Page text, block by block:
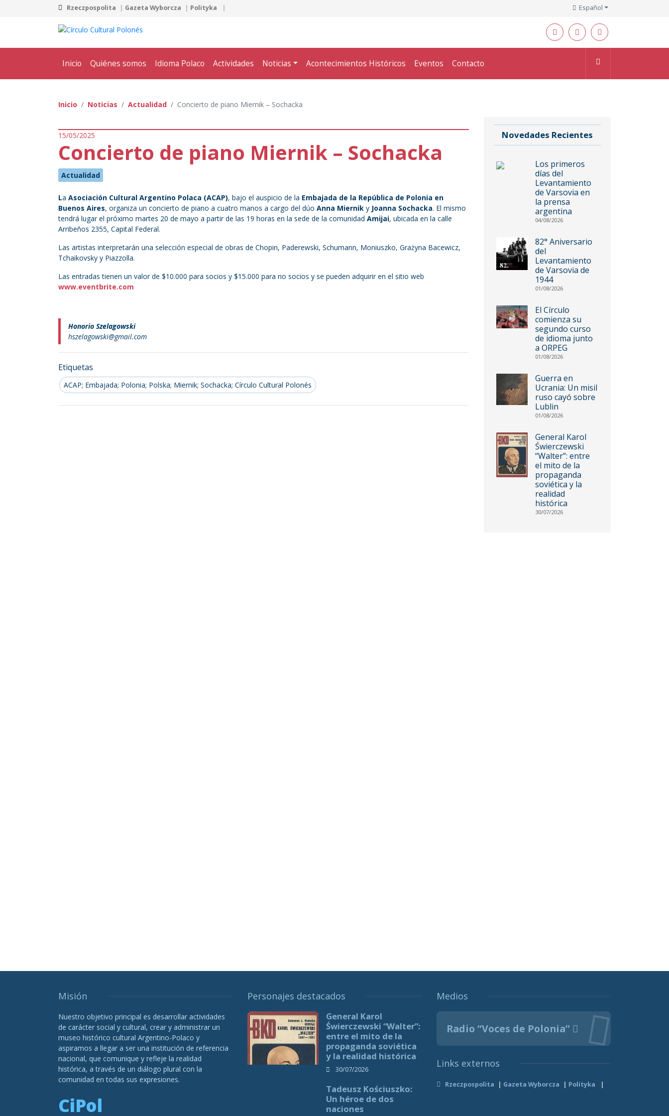
Rzeczpospolita Gazeta Wyborcza Polityka Español
Inicio Quiénes somos Idioma Polaco Actividades Noticias Acontecimientos Históricos Eventos Contacto
Inicio Noticias Actualidad Concierto de piano Miernik – Sochacka
15/05/2025
Concierto de piano Miernik – Sochacka
Actualidad
La Asociación Cultural Argentino Polaca (ACAP), bajo el auspicio de la Embajada de la República de Polonia en
Buenos Aires, organiza un concierto de piano a cuatro manos a cargo del dúo Anna Miernik y Joanna Sochacka. El mismo
tendrá lugar el próximo martes 20 de mayo a partir de las 19 horas en la sede de la comunidad Amijai, ubicada en la calle
Arribeños 2355, Capital Federal.
Las artistas interpretarán una selección especial de obras de Chopin, Paderewski, Schumann, Moniuszko, Grażyna Bacewicz,
Tchaikovsky y Piazzolla.
Las entradas tienen un valor de $10.000 para socios y $15.000 para no socios y se pueden adquirir en el sitio web
www.eventbrite.com
Honorio Szelagowski
hszelagowski@gmail.com
Etiquetas
ACAP; Embajada; Polonia; Polska; Miernik; Sochacka; Círculo Cultural Polonés
Novedades Recientes
Los primeros
días del
Levantamiento
de Varsovia en
la prensa
argentina
04/08/2026
82° Aniversario
del
Levantamiento
de Varsovia de
1944
01/08/2026
El Círculo
comienza su
segundo curso
de idioma junto
a ORPEG
01/08/2026
Guerra en
Ucrania: Un misil
ruso cayó sobre
Lublin
01/08/2026
General Karol
Świerczewski
“Walter”: entre
el mito de la
propaganda
soviética y la
realidad
histórica
30/07/2026
Misión
Nuestro objetivo principal es desarrollar actividades
de carácter social y cultural, crear y administrar un
museo histórico cultural Argentino-Polaco y
aspiramos a llegar a ser una institución de referencia
nacional, que comunique y refleje la realidad
histórica, a través de un diálogo plural con la
comunidad en todas sus expresiones.
CiPol
Personajes destacados
General Karol
Świerczewski “Walter”:
entre el mito de la
propaganda soviética
y la realidad histórica
30/07/2026
Tadeusz Kościuszko:
Un héroe de dos
naciones
Medios
Radio “Voces de Polonia”
Links externos
Rzeczpospolita Gazeta Wyborcza Polityka